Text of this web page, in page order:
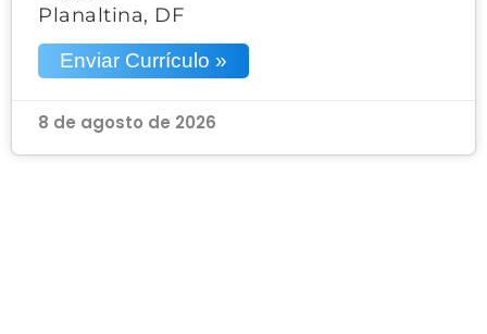
Planaltina, DF
Enviar Currículo »
8 de agosto de 2026